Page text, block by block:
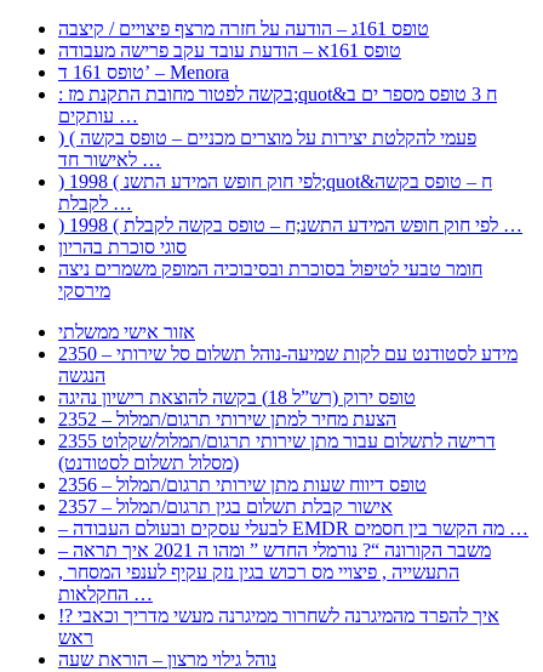
טופס 161ג – הודעה על חזרה מרצף פיצויים / קיצבה
טופס 161א – הודעת עובד עקב פרישה מעבודה
טופס 161 ד’ – Menora
: בקשה לפטור מחובת התקנת מז;quot&ח 3 טופס מספר ים ב
עותקים …
) ( פעמי להקלטת יצירות על מוצרים מכניים – טופס בקשה
לאישור חד …
) 1998 ( לפי חוק חופש המידע התשנ;quot&ח – טופס בקשה
לקבלת …
) 1998 ( לפי חוק חופש המידע התשנ;ח – טופס בקשה לקבלת …
סוגי סוכרת בהריון
חומר טבעי לטיפול בסוכרת ובסיבוכיה המופק משמרים ניצה
מירסקי
אזור אישי ממשלתי
2350 – מידע לסטודנט עם לקות שמיעה-נוהל תשלום סל שירותי
הנגשה
טופס ירוק (רש”ל 18) בקשה להוצאת רישיון נהיגה
2352 – הצעת מחיר למתן שירותי תרגום/תמלול
2355 דרישה לתשלום עבור מתן שירותי תרגום/תמלול/שקלוט
(מסלול תשלום לסטודנט)
2356 – טופס דיווח שעות מתן שירותי תרגום/תמלול
2357 – אישור קבלת תשלום בגין תרגום/תמלול
– לבעלי עסקים ובעולם העבודה EMDR מה הקשר בין חסמים …
– משבר הקורונה “? נורמלי החדש ” ומהו ה 2021 איך תראה
, התעשייה , פיצויי מס רכוש בגין נזק עקיף לענפי המסחר
החקלאות …
!? איך להפרד מהמיגרנה לשחרור ממיגרנה מעשי מדריך וכאבי
ראש
נוהל גילוי מרצון – הוראת שעה